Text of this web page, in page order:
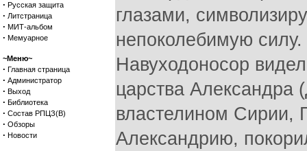
· Русская защита
· Литстраница
· МИТ-альбом
· Мемуарное
~Меню~
· Главная страница
· Администратор
· Выход
· Библиотека
· Состав РПЦЗ(В)
· Обзоры
· Новости
глазами,
непоколебимую силу.
Навуходоносор
царства Александра
властелином Сирии,
Александрию,